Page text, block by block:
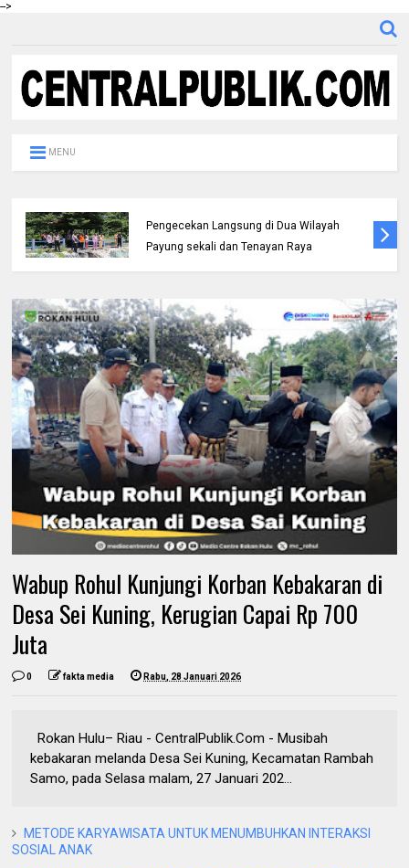
-->
MENU
Pengecekan Langsung di Dua Wilayah
Payung sekali dan Tenayan Raya
Wabup Rohul Kunjungi Korban Kebakaran di
Desa Sei Kuning, Kerugian Capai Rp 700
Juta
0 fakta media Rabu, 28 Januari 2026
Rokan Hulu– Riau - CentralPublik.Com - Musibah
kebakaran melanda Desa Sei Kuning, Kecamatan Rambah
Samo, pada Selasa malam, 27 Januari 202...
METODE KARYAWISATA UNTUK MENUMBUHKAN INTERAKSI
SOSIAL ANAK